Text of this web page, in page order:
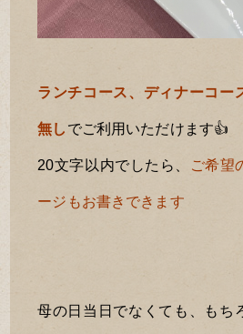
ランチコース、ディナーコー
無し でご利用いただけます👍
20文字以内でしたら、 ご希望
ージもお書きできます
母の日当日でなくても、もち